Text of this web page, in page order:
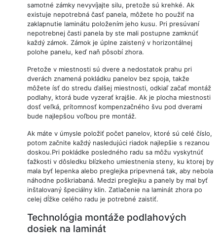
samotné zámky nevyvíjajte silu, pretože sú krehké. Ak
existuje nepotrebná časť panela, môžete ho použiť na
zaklapnutie laminátu položením jeho kusu. Pri presúvaní
nepotrebnej časti panela by ste mali postupne zamknúť
každý zámok. Zámok je úplne zaistený v horizontálnej
polohe panelu, keď naň pôsobí zhora.
Pretože v miestnosti sú dvere a nedostatok prahu pri
dverách znamená pokládku panelov bez spoja, takže
môžete ísť do stredu ďalšej miestnosti, odkiaľ začať montáž
podlahy, ktorá bude vyzerať krajšie. Ak je plocha miestnosti
dosť veľká, prítomnosť kompenzačného švu pod dverami
bude najlepšou voľbou pre montáž.
Ak máte v úmysle položiť počet panelov, ktoré sú celé číslo,
potom začnite každý nasledujúci riadok najlepšie s rezanou
doskou.Pri pokládke posledného radu sa môžu vyskytnúť
ťažkosti v dôsledku blízkeho umiestnenia steny, ku ktorej by
mala byť lepenka alebo preglejka pripevnená tak, aby nebola
náhodne poškriabaná. Medzi preglejku a panely by mal byť
inštalovaný špeciálny klin. Zatlačenie na laminát zhora po
celej dĺžke celého radu je potrebné zaistiť.
Technológia montáže podlahových
dosiek na laminát